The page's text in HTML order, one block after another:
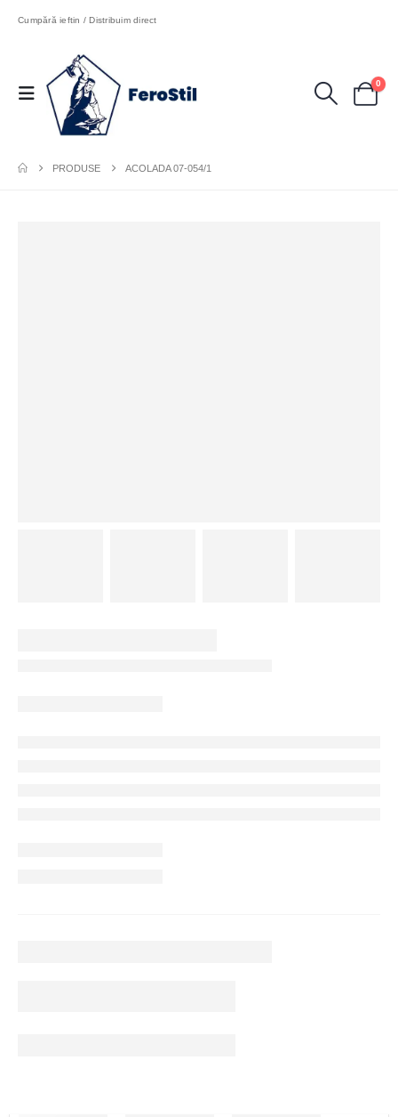
Cumpără ieftin / Distribuim direct
0
PRODUSE ACOLADA 07-054/1